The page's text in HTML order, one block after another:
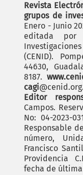
Revista
grupos de
Enero - Junio
editada
(CENID).
44630,
8187.
cagi
Editor
Campos.
No: 04-2023-
Responsable
número,
Francisco
Providencia
fecha de